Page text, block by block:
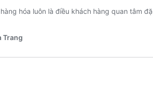
hóa luôn là điều khách hàng quan tâm
Trang